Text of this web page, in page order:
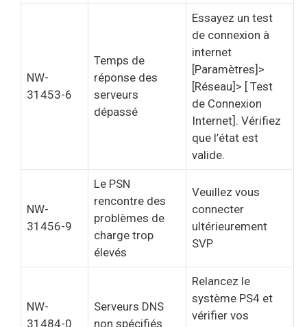
NW-
31453-6
Temps de
réponse des
serveurs
dépassé
Essayez un test
de connexion à
internet
[Paramètres]>
[Réseau]> [ Test
de Connexion
Internet]. Vérifiez
que l’état est
valide.
NW-
31456-9
Le PSN
rencontre des
problèmes de
charge trop
élevés
Veuillez vous
connecter
ultérieurement
SVP
NW-
31484-0
Serveurs DNS
non spécifiés
Relancez le
système PS4 et
vérifier vos